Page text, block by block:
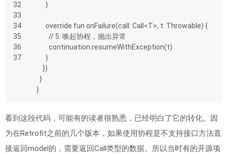
32
33
34
35
36
37
      }
      override fun onFailure(call: Call<T>, t: Throwable) {
        // 5. 唤起协程，抛出异常
        continuation.resumeWithException(t)
      }
    })
  }
}
看到这段代码，可能有的读者很熟悉，已经明白了它的转化。因
为在Retrofit之前的几个版本，如果使用协程是不支持接口方法直
接返回model的，需要返回Call 类型的数据。所以当时有的开源项